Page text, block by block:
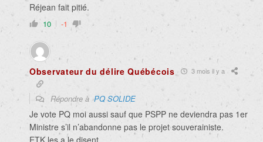
Réjean fait pitié.
10 -1
Observateur du délire Québécois 3 mois il y a
Répondre àPQ SOLIDE
Je vote PQ moi aussi sauf que PSPP ne deviendra pas 1er
Ministre s’il n’abandonne pas le projet souverainiste.
ETK les a le disent